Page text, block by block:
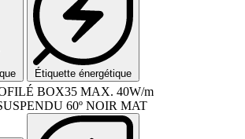
Étiquette énergétique
BOX35 MAX. 40W/m
60º NOIR MAT